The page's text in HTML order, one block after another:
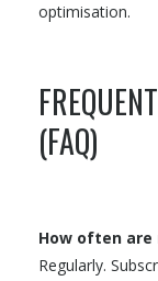
optimisation.
(FAQ)
How often are
Regularly.